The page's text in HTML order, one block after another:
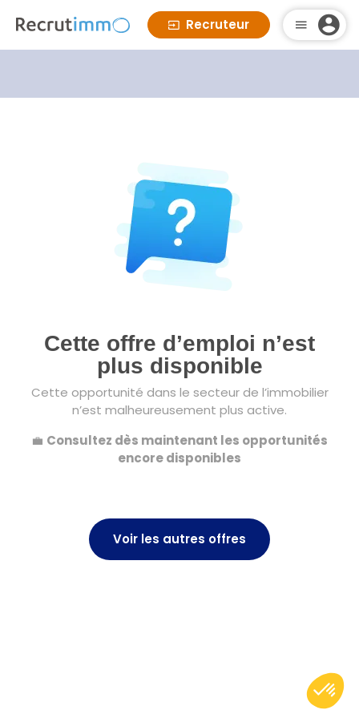
Recruteur
Cette offre d’emploi n’est
plus disponible
Cette opportunité dans le secteur de l’immobilier
n’est malheureusement plus active.
💼 Consultez dès maintenant les opportunités
encore disponibles
Voir les autres offres